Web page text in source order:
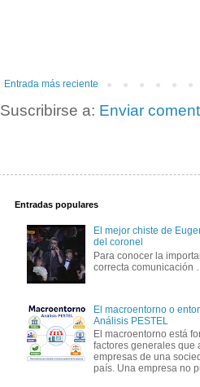
Entrada más reciente
Suscribirse a: Enviar
Entradas populares
El mejor chiste de
del coronel
Para conocer la
correcta
El macroentorno o
Análisis PESTEL
El macroentorno está
factores generales que
empresas de una
país. Una empresa no